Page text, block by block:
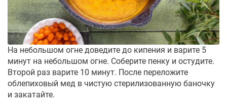
На небольшом огне доведите до кипения и варите 5
минут на небольшом огне. Соберите пенку и остудите.
Второй раз варите 10 минут. После переложите
облепиховый мед в чистую стерилизованную баночку
и закатайте.